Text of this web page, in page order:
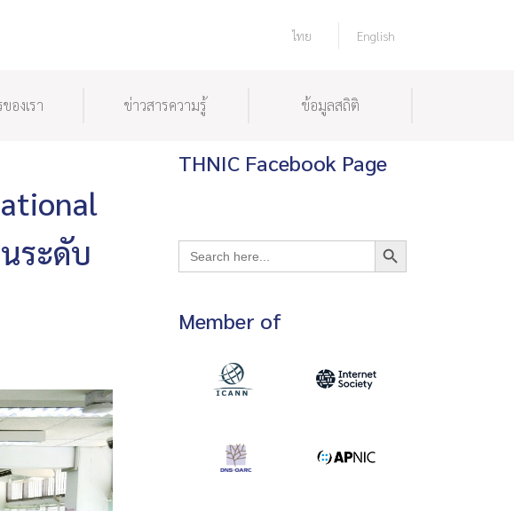
ไทย English
องเรา ข่าวสารความรู้ ข้อมูลสถิติ
ระดับ
THNIC Facebook Page
Search
for:
Search Button
Member of